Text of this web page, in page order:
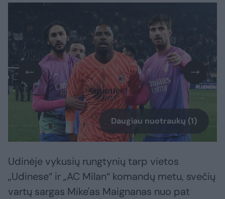
Daugiau nuotraukų (1)
Udinėje vykusių rungtynių tarp vietos
„Udinese“ ir „AC Milan“ komandų metu, svečių
vartų sargas Mike'as Maignanas nuo pat